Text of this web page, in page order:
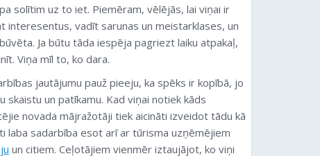
solītim uz to iet. Piemēram, vēlējās, lai viņai ir
interesentus, vadīt sarunas un meistarklases, un
Ja būtu tāda iespēja pagriezt laiku atpakaļ,
Viņa mīl to, ko dara.
jautājumu pauž pieeju, ka spēks ir kopībā, jo
skaistu un patīkamu. Kad viņai notiek kāds
novada mājražotāji tiek aicināti izveidot tādu kā
laba sadarbība esot arī ar tūrisma uzņēmējiem
un citiem. Ceļotājiem vienmēr iztaujājot, ko viņi